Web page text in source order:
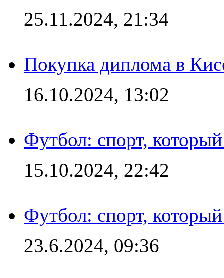
25.11.2024, 21:34
Покупка диплома в
16.10.2024, 13:02
Футбол: спорт,
15.10.2024, 22:42
Футбол: спорт,
23.6.2024, 09:36